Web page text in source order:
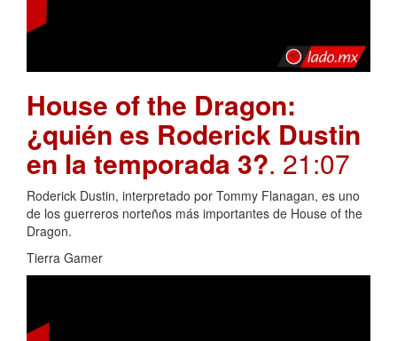
House of the Dragon:
¿quién es Roderick Dustin
en la temporada 3?. 21:07
Roderick Dustin, interpretado por Tommy Flanagan, es uno
de los guerreros norteños más importantes de House of the
Dragon.
Tierra Gamer